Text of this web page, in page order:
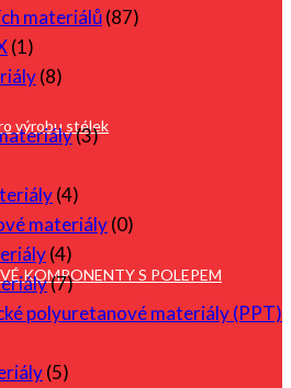
výrobu stélek
KOMPONENTY S POLEPEM
materiálů(87)
(1)
(8)
(3)
(4)
materiály(0)
(4)
(7)
polyuretanové materiály (PPT)
(5)